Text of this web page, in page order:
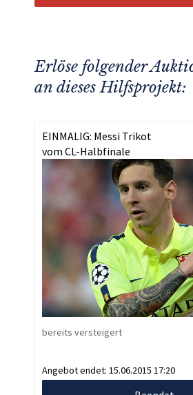
Erlöse folgender
an dieses Hilfsprojekt:
EINMALIG: Messi Trikot
vom CL-Halbfinale
bereits versteigert
Angebot endet: 15.06.2015 17:20